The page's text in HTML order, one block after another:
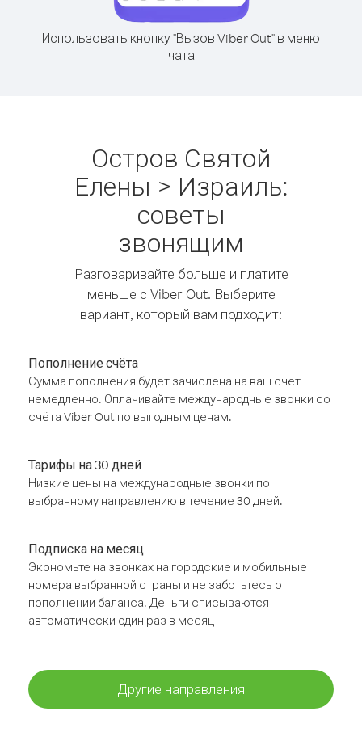
Использовать кнопку "Вызов Viber Out" в меню
чата
Остров Святой
Елены > Израиль:
советы
звонящим
Разговаривайте больше и платите
меньше с Viber Out. Выберите
вариант, который вам подходит:
Пополнение счёта
Сумма пополнения будет зачислена на ваш счёт
немедленно. Оплачивайте международные звонки со
счёта Viber Out по выгодным ценам.
Тарифы на 30 дней
Низкие цены на международные звонки по
выбранному направлению в течение 30 дней.
Подписка на месяц
Экономьте на звонках на городские и мобильные
номера выбранной страны и не заботьтесь о
пополнении баланса. Деньги списываются
автоматически один раз в месяц
Другие направления